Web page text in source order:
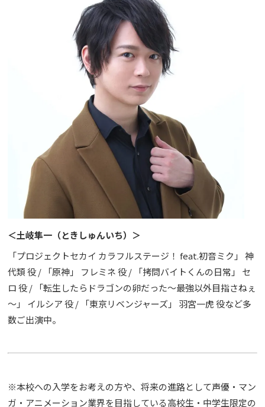
＜土岐隼一（ときしゅんいち）＞
「プロジェクトセカイ カラフルステージ！ feat.初音ミク」 神
代類 役 / 「原神」 フレミネ 役 / 「拷問バイトくんの日常」 セ
ロ 役 / 「転生したらドラゴンの卵だった～最強以外目指さねぇ
～」 イルシア 役 / 「東京リベンジャーズ」 羽宮一虎 役など多
数ご出演中。
※本校への入学をお考えの方や、将来の進路として声優・マン
ガ・アニメーション業界を目指している高校生・中学生限定の